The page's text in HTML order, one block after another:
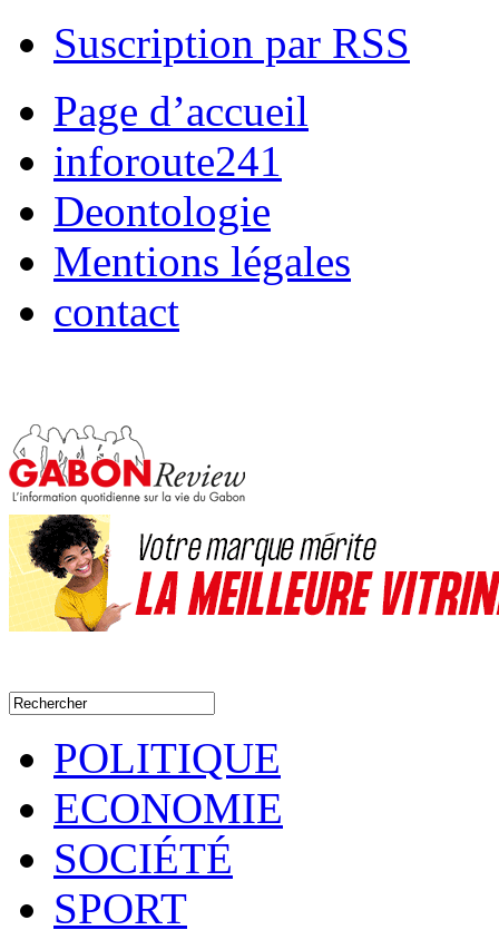
Suscription par RSS
Page d’accueil
inforoute241
Deontologie
Mentions légales
contact
POLITIQUE
ECONOMIE
SOCIÉTÉ
SPORT